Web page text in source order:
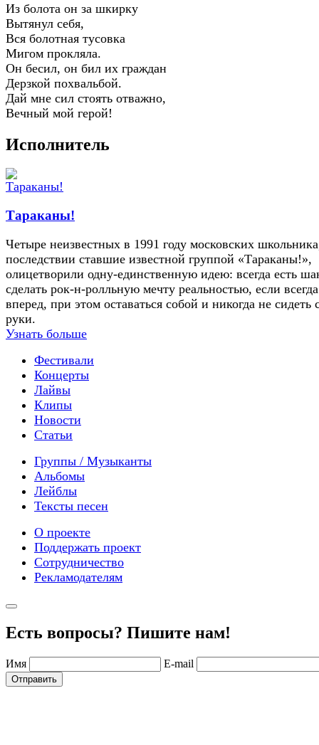
Из болота он за шкирку
Вытянул себя,
Вся болотная тусовка
Мигом прокляла.
Он бесил, он бил их граждан
Дерзкой похвальбой.
Дай мне сил стоять отважно,
Вечный мой герой!
Исполнитель
Тараканы!
Четыре неизвестных в 1991 году московских
последствии ставшие известной группой «Тараканы!»,
олицетворили одну-единственную идею: всегда есть
сделать рок-н-ролльную мечту реальностью, если
вперед, при этом оставаться собой и никогда не сидеть
руки.
Узнать больше
Фестивали
Концерты
Лайвы
Клипы
Новости
Статьи
Группы / Музыканты
Альбомы
Лейблы
Тексты песен
О проекте
Поддержать проект
Сотрудничество
Рекламодателям
Есть вопросы? Пишите нам!
Имя E-mail